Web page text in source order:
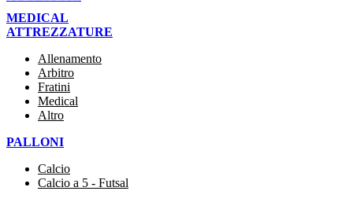
MEDICAL
ATTREZZATURE
Allenamento
Arbitro
Fratini
Medical
Altro
PALLONI
Calcio
Calcio a 5 - Futsal